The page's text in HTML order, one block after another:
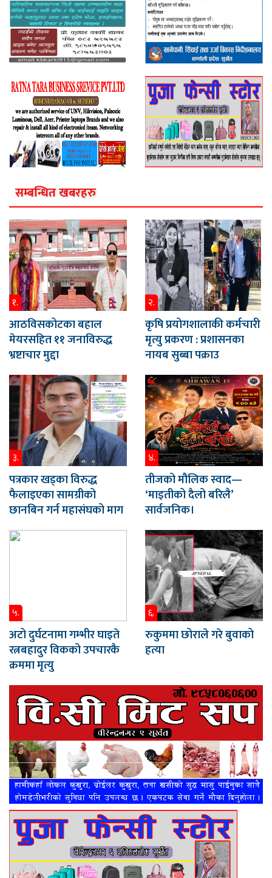
सम्बन्धित खबरहरु
१.
आठविसकोटका बहाल
मेयरसहित ११ जनाविरुद्ध
भ्रष्टाचार मुद्दा
२.
कृषि प्रयोगशालाकी कर्मचारी
मृत्यु प्रकरण : प्रशासनका
नायब सुब्बा पक्राउ
३.
पत्रकार खड्का विरुद्ध
फैलाइएका सामग्रीको
छानबिन गर्न महासंघको माग
४.
तीजको मौलिक स्वाद—
‘माइतीको दैलो बरिलै’
सार्वजनिक।
५.
अटो दुर्घटनामा गम्भीर घाइते
रत्नबहादुर विकको उपचारकै
क्रममा मृत्यु
६.
रुकुममा छोराले गरे बुवाको
हत्या